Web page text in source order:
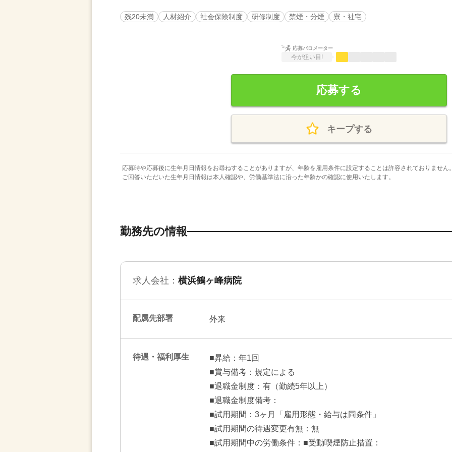
残20未満 人材紹介 社会保険制度 研修制度 禁煙・分煙 寮・社宅
応募バロメーター
今が狙い目!
応募する
キープする
応募時や応募後に生年月日情報をお尋ねすることがありますが、年齢を雇用条件に設定することは許容されておりません
ご回答いただいた生年月日情報は本人確認や、労働基準法に沿った年齢かの確認に使用いたします。
勤務先の情報
求人会社： 横浜鶴ヶ峰病院
配属先部署 外来
待遇・福利厚生
■昇給：年1回
■賞与備考：規定による
■退職金制度：有（勤続5年以上）
■退職金制度備考：
■試用期間：3ヶ月「雇用形態・給与は同条件」
■試用期間の待遇変更有無：無
■試用期間中の労働条件：■受動喫煙防止措置：